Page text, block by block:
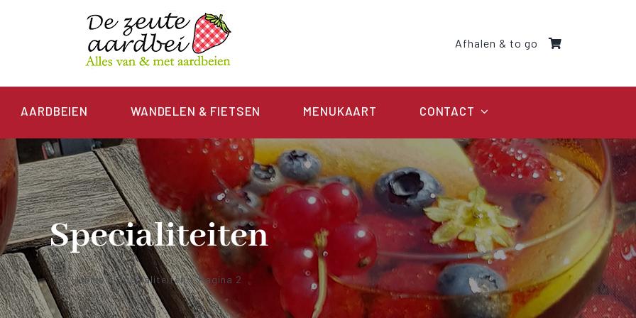
Afhalen & to go
AARDBEIEN WANDELEN & FIETSEN MENUKAART CONTACT
Specialiteiten
Home»Specialiteiten»Pagina 2